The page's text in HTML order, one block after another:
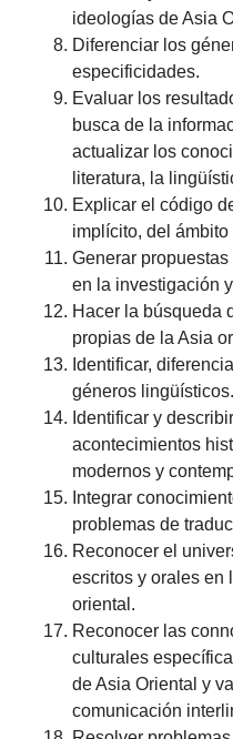
ideologías de Asia
Diferenciar los
especificidades.
Evaluar los
busca de la
actualizar los
literatura, la
Explicar el código
implícito, del
Generar
en la investigación
Hacer la búsqueda
propias de la Asia
Identificar,
géneros lingüísticos.
Identificar y
acontecimientos
modernos y
Integrar
problemas de
Reconocer el
escritos y orales en
oriental.
Reconocer las
culturales
de Asia Oriental y
comunicación